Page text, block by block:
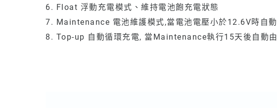
6. Float 浮動充電模式、維持電池飽充電狀態
7. Maintenance 電池維護模式,當電池電壓小於12.6V時自
8. Top-up 自動循環充電, 當Maintenance執行15天後自動